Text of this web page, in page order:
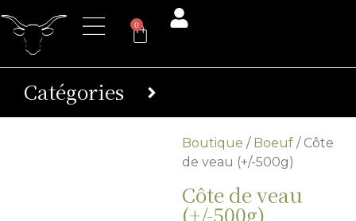
0
Catégories
Boutique / Boeuf/ Côte
de veau (+/-500g)
Côte de veau
(+/-500g)